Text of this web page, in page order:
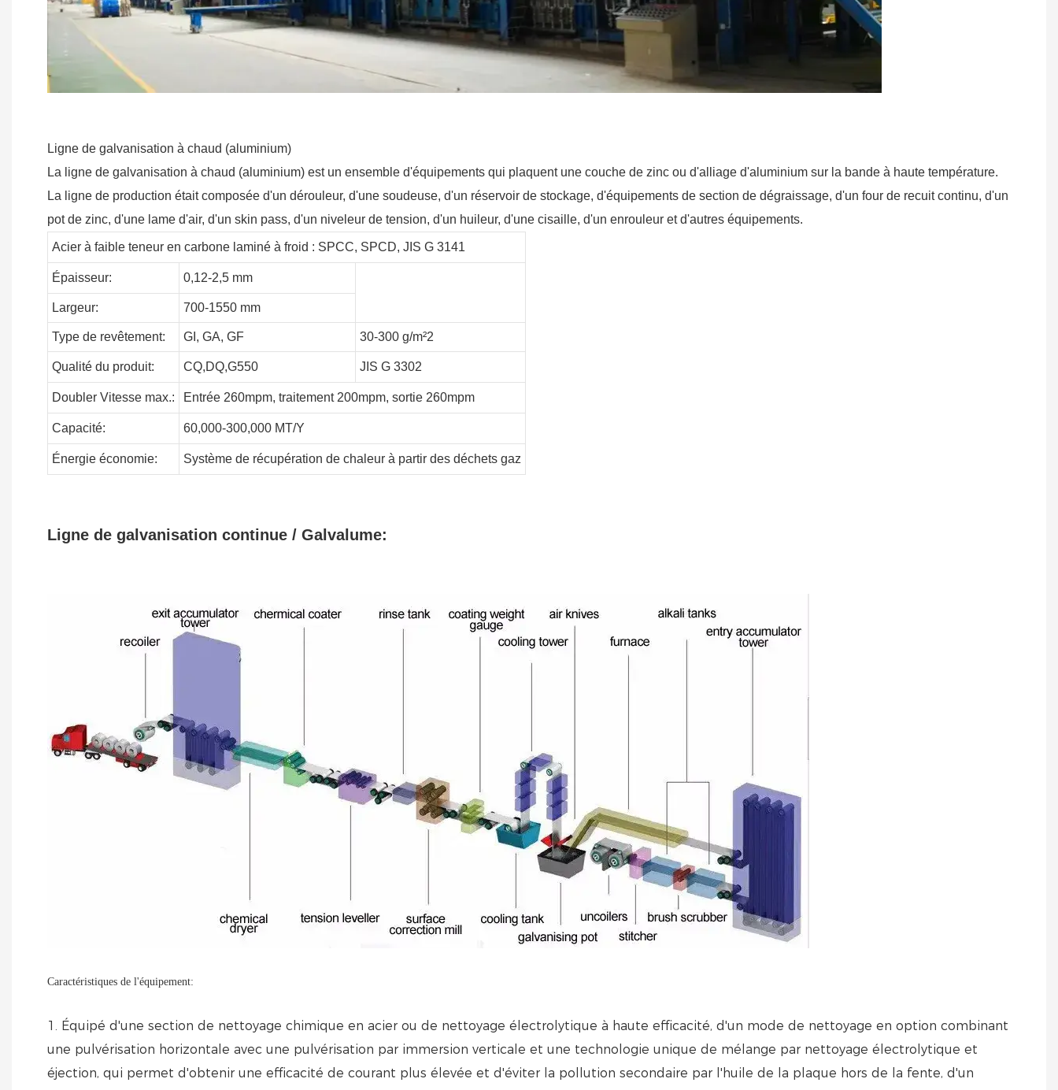
Ligne de galvanisation à chaud (aluminium)
La ligne de galvanisation à chaud (aluminium) est un ensemble d'équipements qui plaquent une couche de zinc ou d'alliage d'aluminium sur la bande à haute température.
La ligne de production était composée d'un dérouleur, d'une soudeuse, d'un réservoir de stockage, d'équipements de section de dégraissage, d'un four de recuit continu, d'un
pot de zinc, d'une lame d'air, d'un skin pass, d'un niveleur de tension, d'un huileur, d'une cisaille, d'un enrouleur et d'autres équipements.
Acier à faible teneur en carbone laminé à froid : SPCC, SPCD, JIS G 3141
Épaisseur: 0,12-2,5 mm
Largeur: 700-1550 mm
Type de revêtement: GI, GA, GF 30-300 g/m²2
Qualité du produit: CQ,DQ,G550 JIS G 3302
Doubler Vitesse max.: Entrée 260mpm, traitement 200mpm, sortie 260mpm
Capacité: 60,000-300,000 MT/Y
Énergie économie: Système de récupération de chaleur à partir des déchets gaz
Ligne de galvanisation continue / Galvalume:
Caractéristiques de l'équipement:
1. Équipé d'une section de nettoyage chimique en acier ou de nettoyage électrolytique à haute efficacité, d'un mode de nettoyage en option combinant
une pulvérisation horizontale avec une pulvérisation par immersion verticale et une technologie unique de mélange par nettoyage électrolytique et
éjection, qui permet d'obtenir une efficacité de courant plus élevée et d'éviter la pollution secondaire par l'huile de la plaque hors de la fente, d'un